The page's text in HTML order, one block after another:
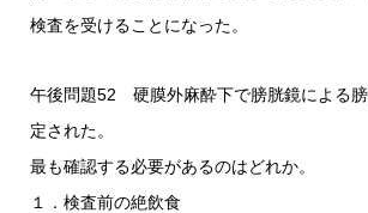
検査を受けることになった。
午後問題52 硬膜外麻酔下で膀胱鏡による
定された。
最も確認する必要があるのはどれか。
１．検査前の絶飲食